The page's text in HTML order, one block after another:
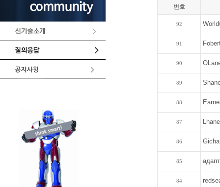
번호
92
91
90
89
88
87
86
85
84